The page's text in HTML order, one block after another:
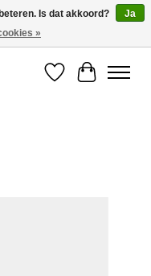
Verlanglijst
Is dat akkoord?
Ja
»